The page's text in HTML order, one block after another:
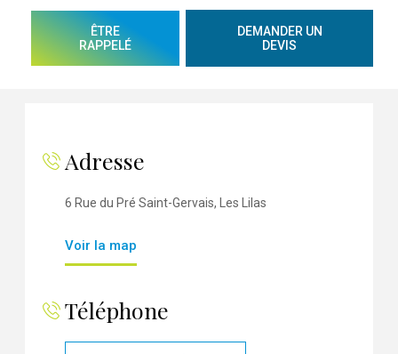
ÊTRE
RAPPELÉ
DEMANDER UN
DEVIS
Adresse
6 Rue du Pré Saint-Gervais, Les Lilas
Voir la map
Téléphone